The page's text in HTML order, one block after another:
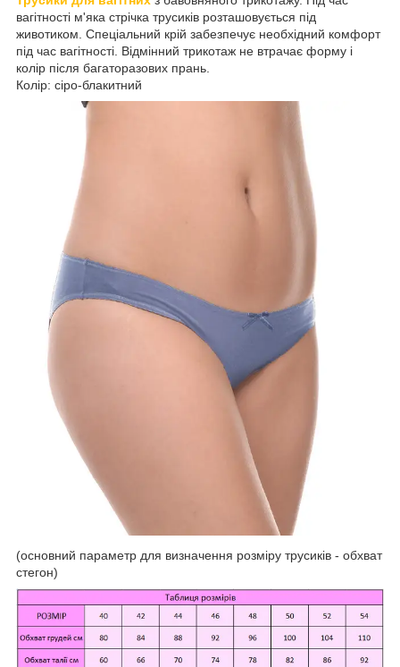
вагітності м'яка стрічка трусиків розташовується під
животиком. Спеціальний крій забезпечує необхідний комфорт
під час вагітності. Відмінний трикотаж не втрачає форму і
колір після багаторазових прань.
Колір: сіро-блакитний
(основний параметр для визначення розміру трусиків - обхват
стегон)